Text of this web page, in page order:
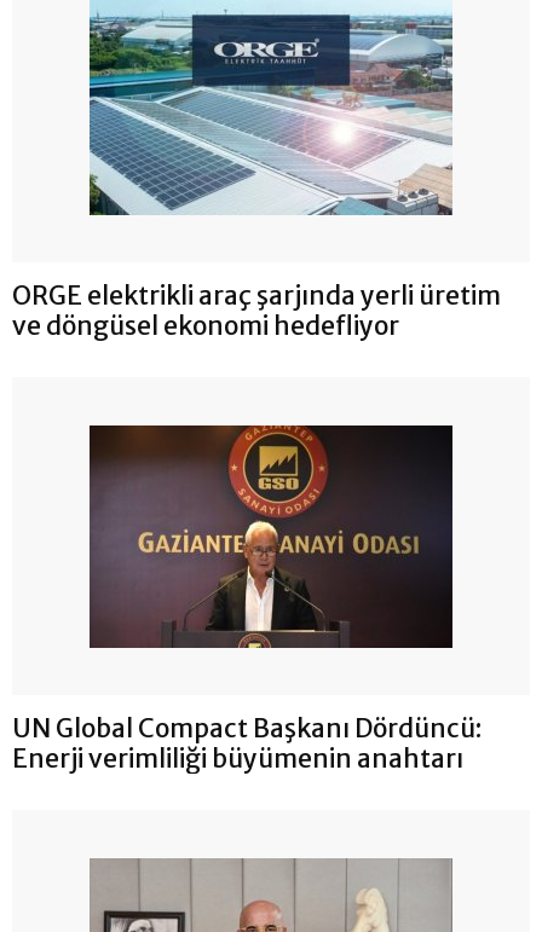
ORGE elektrikli araç şarjında yerli üretim
ve döngüsel ekonomi hedefliyor
UN Global Compact Başkanı Dördüncü:
Enerji verimliliği büyümenin anahtarı